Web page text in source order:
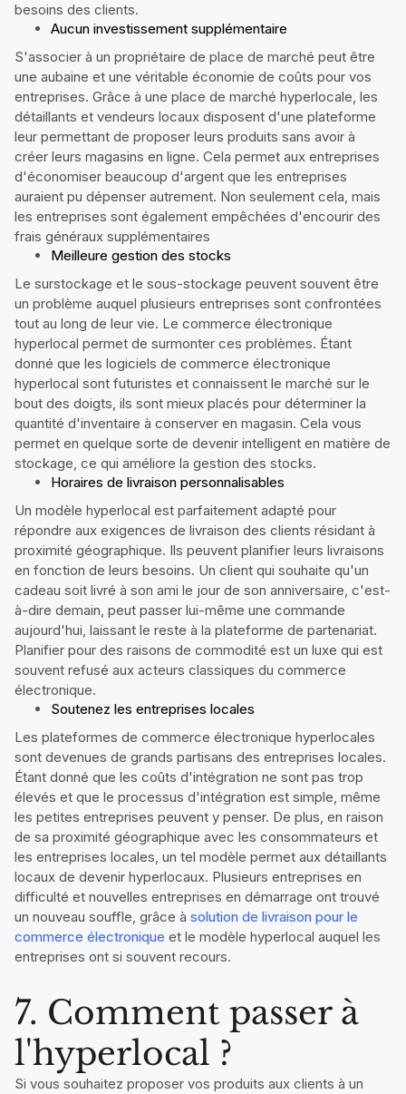
besoins des clients.
Aucun investissement supplémentaire
S'associer à un propriétaire de place de marché peut être
une aubaine et une véritable économie de coûts pour vos
entreprises. Grâce à une place de marché hyperlocale, les
détaillants et vendeurs locaux disposent d'une plateforme
leur permettant de proposer leurs produits sans avoir à
créer leurs magasins en ligne. Cela permet aux entreprises
d'économiser beaucoup d'argent que les entreprises
auraient pu dépenser autrement. Non seulement cela, mais
les entreprises sont également empêchées d'encourir des
frais généraux supplémentaires
Meilleure gestion des stocks
Le surstockage et le sous-stockage peuvent souvent être
un problème auquel plusieurs entreprises sont confrontées
tout au long de leur vie. Le commerce électronique
hyperlocal permet de surmonter ces problèmes. Étant
donné que les logiciels de commerce électronique
hyperlocal sont futuristes et connaissent le marché sur le
bout des doigts, ils sont mieux placés pour déterminer la
quantité d'inventaire à conserver en magasin. Cela vous
permet en quelque sorte de devenir intelligent en matière de
stockage, ce qui améliore la gestion des stocks.
Horaires de livraison personnalisables
Un modèle hyperlocal est parfaitement adapté pour
répondre aux exigences de livraison des clients résidant à
proximité géographique. Ils peuvent planifier leurs livraisons
en fonction de leurs besoins. Un client qui souhaite qu'un
cadeau soit livré à son ami le jour de son anniversaire, c'est-
à-dire demain, peut passer lui-même une commande
aujourd'hui, laissant le reste à la plateforme de partenariat.
Planifier pour des raisons de commodité est un luxe qui est
souvent refusé aux acteurs classiques du commerce
électronique.
Soutenez les entreprises locales
Les plateformes de commerce électronique hyperlocales
sont devenues de grands partisans des entreprises locales.
Étant donné que les coûts d'intégration ne sont pas trop
élevés et que le processus d'intégration est simple, même
les petites entreprises peuvent y penser. De plus, en raison
de sa proximité géographique avec les consommateurs et
les entreprises locales, un tel modèle permet aux détaillants
locaux de devenir hyperlocaux. Plusieurs entreprises en
difficulté et nouvelles entreprises en démarrage ont trouvé
un nouveau souffle, grâce à solution de livraison pour le
commerce électronique et le modèle hyperlocal auquel les
entreprises ont si souvent recours.
7. Comment passer à
l'hyperlocal ?
Si vous souhaitez proposer vos produits aux clients à un